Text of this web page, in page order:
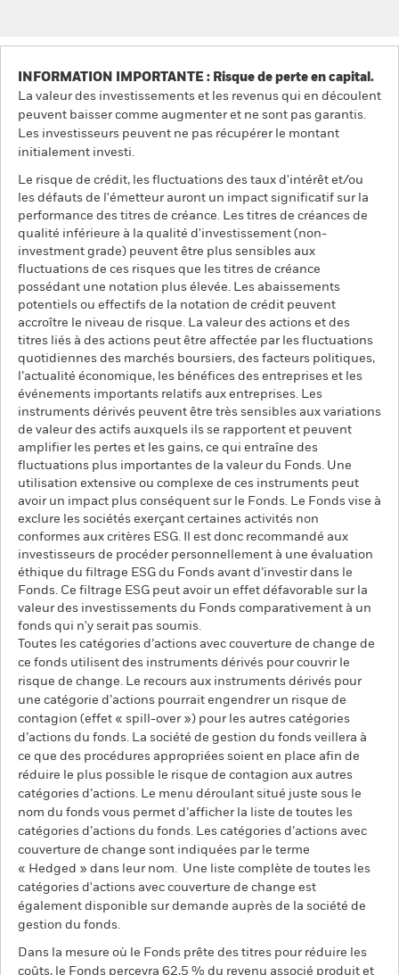
INFORMATION IMPORTANTE : Risque de perte en capital.
La valeur des investissements et les revenus qui en découlent
peuvent baisser comme augmenter et ne sont pas garantis.
Les investisseurs peuvent ne pas récupérer le montant
initialement investi.
Le risque de crédit, les fluctuations des taux d'intérêt et/ou
les défauts de l'émetteur auront un impact significatif sur la
performance des titres de créance. Les titres de créances de
qualité inférieure à la qualité d'investissement (non-
investment grade) peuvent être plus sensibles aux
fluctuations de ces risques que les titres de créance
possédant une notation plus élevée. Les abaissements
potentiels ou effectifs de la notation de crédit peuvent
accroître le niveau de risque. La valeur des actions et des
titres liés à des actions peut être affectée par les fluctuations
quotidiennes des marchés boursiers, des facteurs politiques,
l’actualité économique, les bénéfices des entreprises et les
événements importants relatifs aux entreprises. Les
instruments dérivés peuvent être très sensibles aux variations
de valeur des actifs auxquels ils se rapportent et peuvent
amplifier les pertes et les gains, ce qui entraîne des
fluctuations plus importantes de la valeur du Fonds. Une
utilisation extensive ou complexe de ces instruments peut
avoir un impact plus conséquent sur le Fonds. Le Fonds vise à
exclure les sociétés exerçant certaines activités non
conformes aux critères ESG. Il est donc recommandé aux
investisseurs de procéder personnellement à une évaluation
éthique du filtrage ESG du Fonds avant d’investir dans le
Fonds. Ce filtrage ESG peut avoir un effet défavorable sur la
valeur des investissements du Fonds comparativement à un
fonds qui n'y serait pas soumis.
Toutes les catégories d’actions avec couverture de change de
ce fonds utilisent des instruments dérivés pour couvrir le
risque de change. Le recours aux instruments dérivés pour
une catégorie d’actions pourrait engendrer un risque de
contagion (effet « spill-over ») pour les autres catégories
d’actions du fonds. La société de gestion du fonds veillera à
ce que des procédures appropriées soient en place afin de
réduire le plus possible le risque de contagion aux autres
catégories d’actions. Le menu déroulant situé juste sous le
nom du fonds vous permet d’afficher la liste de toutes les
catégories d’actions du fonds. Les catégories d’actions avec
couverture de change sont indiquées par le terme
« Hedged » dans leur nom. Une liste complète de toutes les
catégories d'actions avec couverture de change est
également disponible sur demande auprès de la société de
gestion du fonds.
Dans la mesure où le Fonds prête des titres pour réduire les
coûts, le Fonds percevra 62,5 % du revenu associé produit et